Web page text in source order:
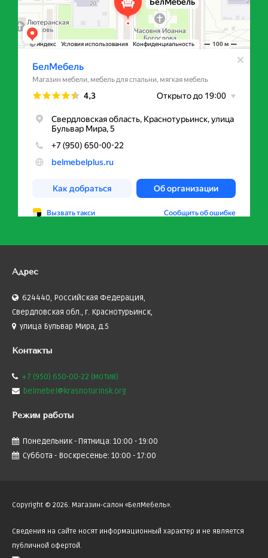
Адрес
624440, Российская Федерация,
Свердловская обл., г. Краснотурьинск,
улица Бульвар Мира, д.5
Контакты
+7 (950) 650-00-22 (мотив)
belmebel@krasnoturinsk.org
Режим работы
Понедельник - Пятница: 10:00 - 19:00
Суббота - Воскресенье: 10:00 - 17:00
Copyright © 2026. Магазин-салон «БелМебель».
Сведения на сайте носят информационный характер и не является
публичной офертой.